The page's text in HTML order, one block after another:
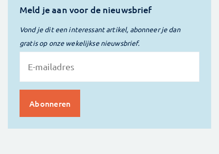
Meld je aan voor de nieuwsbrief
Vond je dit een interessant artikel, abonneer je dan
gratis op onze wekelijkse nieuwsbrief.